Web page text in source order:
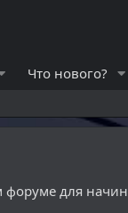
Что нового?
форуме для